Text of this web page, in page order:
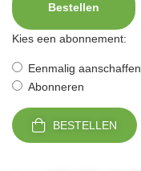
Bestellen
Kies een abonnement:
Eenmalig aanschaffen
Abonneren
BESTELLEN